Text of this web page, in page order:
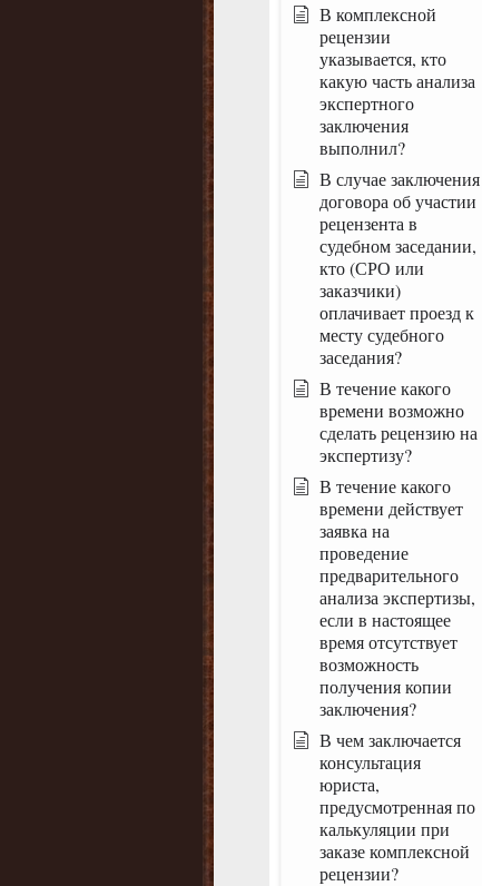
В комплексной
рецензии
указывается, кто
какую часть анализа
экспертного
заключения
выполнил?
В случае заключения
договора об участии
рецензента в
судебном заседании,
кто (СРО или
заказчики)
оплачивает проезд к
месту судебного
заседания?
В течение какого
времени возможно
сделать рецензию на
экспертизу?
В течение какого
времени действует
заявка на
проведение
предварительного
анализа экспертизы,
если в настоящее
время отсутствует
возможность
получения копии
заключения?
В чем заключается
консультация
юриста,
предусмотренная по
калькуляции при
заказе комплексной
рецензии?